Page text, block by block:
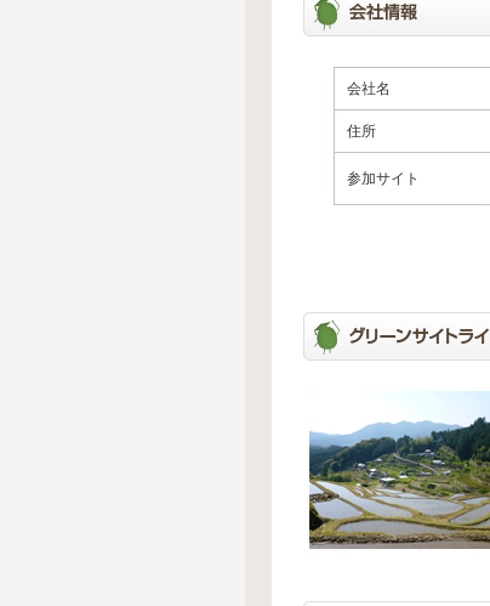
会社名
住所
参加サイト